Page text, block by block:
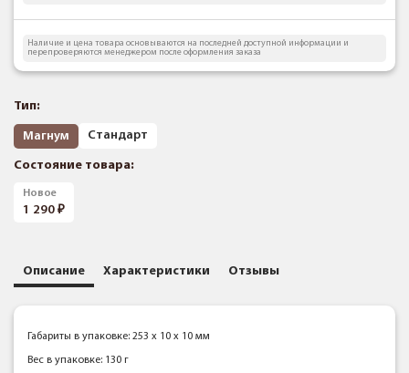
Наличие и цена товара основываются на последней доступной информации и
перепроверяются менеджером после оформления заказа
Тип:
Магнум Стандарт
Состояние товара:
Новое
1 290
Описание Характеристики Отзывы
Габариты в упаковке: 253 x 10 x 10 мм
Вес в упаковке: 130 г